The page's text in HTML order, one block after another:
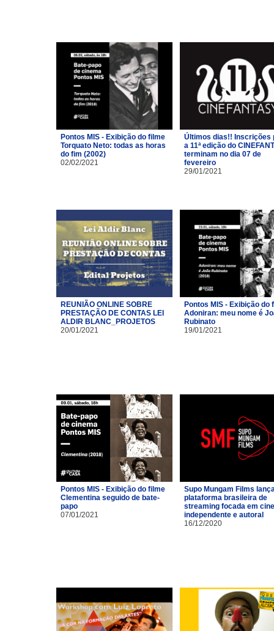
Pontos MIS - Exibição do filme
Torquato Neto: todas as horas
do fim (2002)
02/02/2021
Últimos dias!! Inscrições
a 11ª edição do
terminam no dia 07 de
fevereiro
29/01/2021
REUNIÃO ONLINE SOBRE
PRESTAÇÃO DE CONTAS LEI
ALDIR BLANC_PROJETOS
20/01/2021
Pontos MIS - Exibição do
Adoniran: meu nome é
Rubinato
19/01/2021
Pontos MIS - Exibição do filme
Clementina seguido de bate-
papo
07/01/2021
Supo Mungam Films
plataforma brasileira de
streaming focada em
independente e autoral
16/12/2020